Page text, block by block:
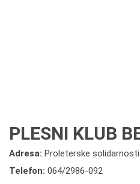
PLESNI KLUB
Adresa: Proleterske solidarnosti
Telefon: 064/2986-092